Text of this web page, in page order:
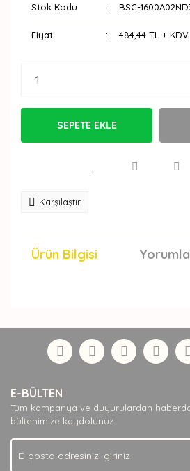
Stok Kodu BSC-
Fiyat 484,44 TL + KDV
SEPETE EKLE
Karşılaştır
Ürün Bilgisi
Yorum Yaz
formunu kullanarak tarafımıza
Görüş ve önerileriniz için teşekkür
Ürün açıklamasında eksik bilgiler
Ürün bilgilerinde hatalar bulunuyor.
Ürün fiyatı diğer sitelerden daha
Bu ürüne benzer farklı alternatifler
E-BÜLTEN
Tüm kampanya ve duyurulardan
bültenimize kaydolunuz.